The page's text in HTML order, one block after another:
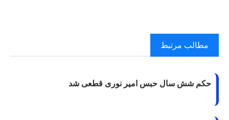
مطالب مرتبط
شش سال حبس امیر نوری قطعی شد